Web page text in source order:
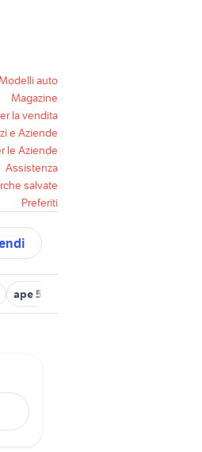
auto
Magazine
la vendita
e Aziende
le Aziende
Assistenza
salvate
Preferiti
ape 50 usata bergamo